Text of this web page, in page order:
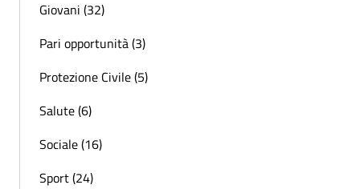
Giovani (32)
Pari opportunità (3)
Protezione Civile (5)
Salute (6)
Sociale (16)
Sport (24)